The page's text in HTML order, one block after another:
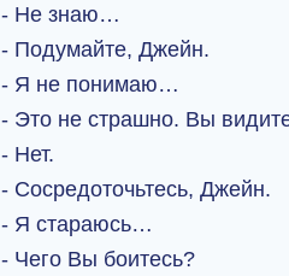
- Не знаю…
- Подумайте, Джейн.
- Я не понимаю…
- Это не страшно. Вы
- Нет.
- Сосредоточьтесь, Джейн.
- Я стараюсь…
- Чего Вы боитесь?